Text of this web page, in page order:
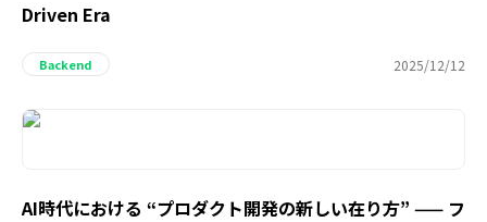
Driven Era
Backend 2025/12/12
AI時代における “プロダクト開発の新しい在り方” —— フ